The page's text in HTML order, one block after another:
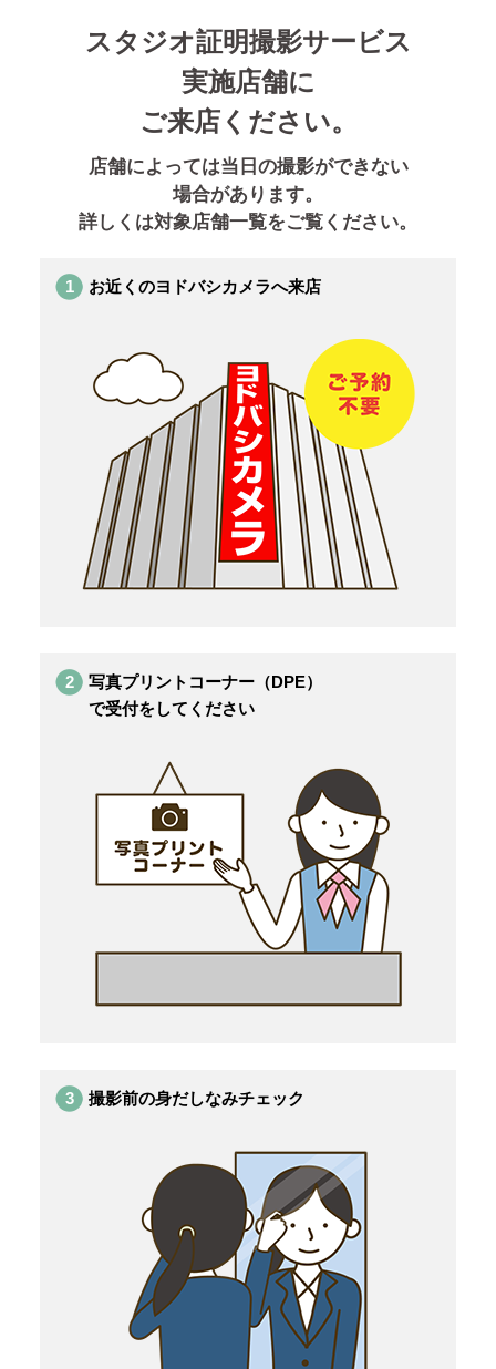
スタジオ証明撮影サービス
実施店舗に
ご来店ください。
店舗によっては当日の撮影ができない
場合があります。
詳しくは対象店舗一覧をご覧ください。
1 お近くのヨドバシカメラへ来店
2
写真プリントコーナー（DPE）
で受付をしてください
3 撮影前の身だしなみチェック